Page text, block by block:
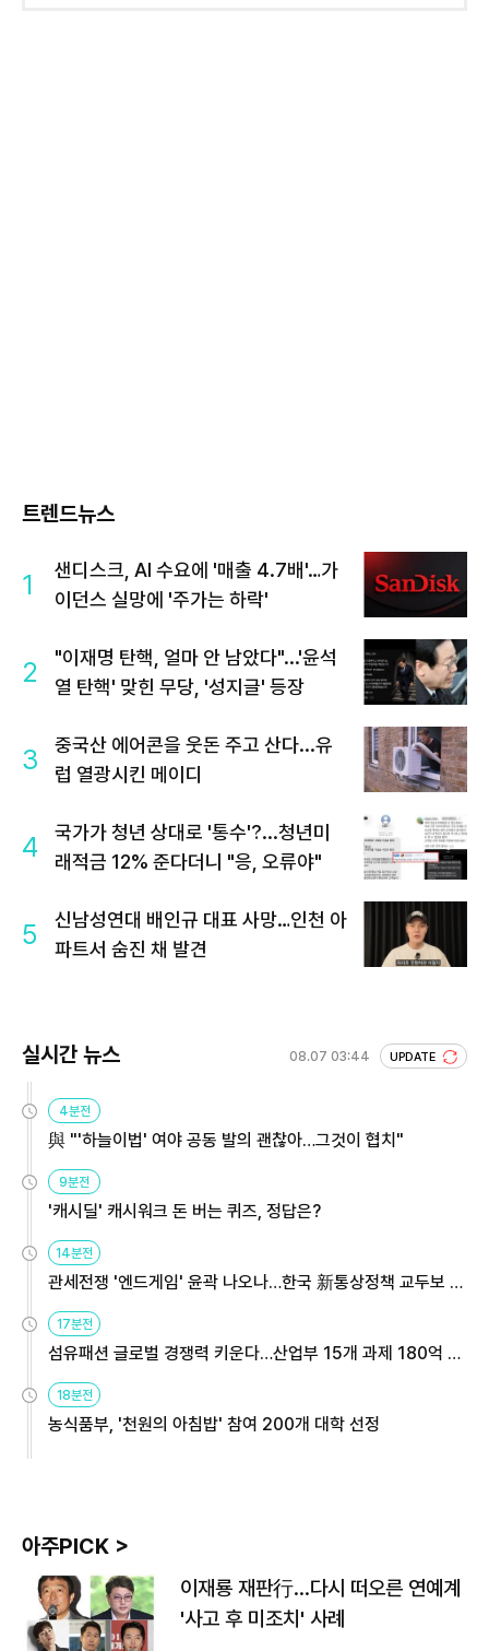
트렌드뉴스
1
샌디스크, AI 수요에 '매출 4.7배'…가
이던스 실망에 '주가는 하락'
2
"이재명 탄핵, 얼마 안 남았다"...'윤석
열 탄핵' 맞힌 무당, '성지글' 등장
3
중국산 에어콘을 웃돈 주고 산다...유
럽 열광시킨 메이디
4
국가가 청년 상대로 '통수'?...청년미
래적금 12% 준다더니 "응, 오류야"
5
신남성연대 배인규 대표 사망…인천 아
파트서 숨진 채 발견
실시간 뉴스 08.07 03:44 UPDATE
4분전
與 "'하늘이법' 여야 공동 발의 괜찮아…그것이 협치"
9분전
'캐시딜' 캐시워크 돈 버는 퀴즈, 정답은?
14분전
관세전쟁 '엔드게임' 윤곽 나오나…한국 新통상정책 교두보 활
용해야
17분전
섬유패션 글로벌 경쟁력 키운다…산업부 15개 과제 180억 지
원
18분전
농식품부, '천원의 아침밥' 참여 200개 대학 선정
아주PICK >
이재룡 재판行…다시 떠오른 연예계
'사고 후 미조치' 사례